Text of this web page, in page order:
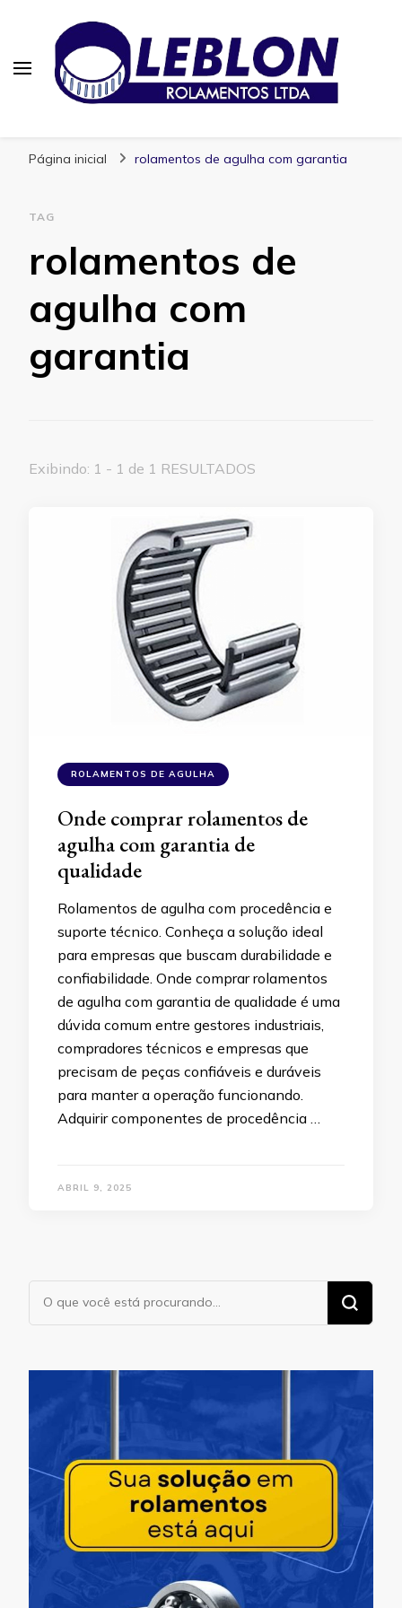
Página inicial rolamentos de agulha com garantia
TAG
rolamentos de
agulha com
garantia
Exibindo: 1 - 1 de 1 RESULTADOS
ROLAMENTOS DE AGULHA
Onde comprar rolamentos de
agulha com garantia de
qualidade
Rolamentos de agulha com procedência e
suporte técnico. Conheça a solução ideal
para empresas que buscam durabilidade e
confiabilidade. Onde comprar rolamentos
de agulha com garantia de qualidade é uma
dúvida comum entre gestores industriais,
compradores técnicos e empresas que
precisam de peças confiáveis e duráveis
para manter a operação funcionando.
Adquirir componentes de procedência …
ABRIL 9, 2025
Procurando
algo?